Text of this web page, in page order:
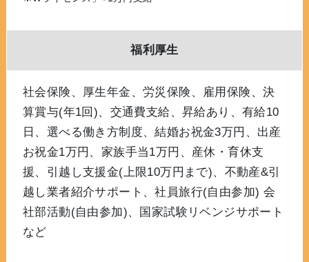
福利厚生
社会保険、厚生年金、労災保険、雇用保険、決
算賞与(年1回)、交通費支給、昇給あり、有給10
日、選べる働き方制度、結婚お祝金3万円、出産
お祝金1万円、家族手当1万円、産休・育休支
援、引越し支援金(上限10万円まで)、不動産&引
越し業者紹介サポート、社員旅行(自由参加) 会
社部活動(自由参加)、国家試験リベンジサポート
など